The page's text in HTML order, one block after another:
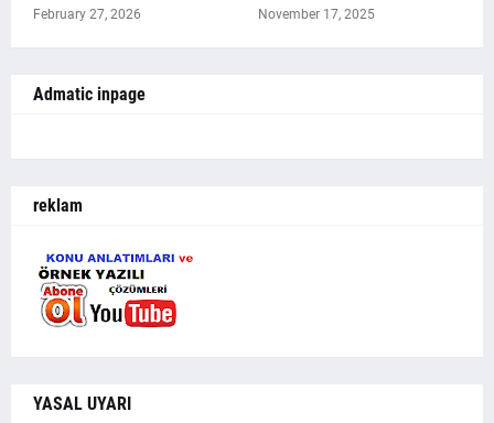
February 27, 2026 November 17, 2025
Admatic inpage
reklam
YASAL UYARI